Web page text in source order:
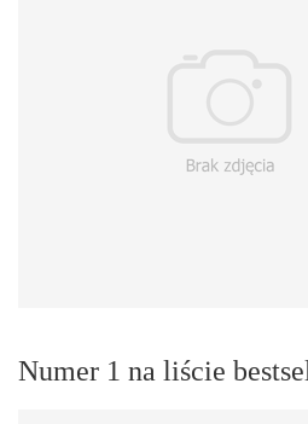
Numer 1 na liście